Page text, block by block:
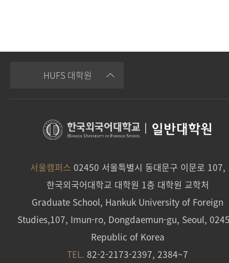
HUFS 대학원
일반대학원
서울캠퍼스 02450 서울특별시 동대문구 이문로 107,
한국외국어대학교 대학원 1층 대학원 교학처
Graduate School, Hankuk University of Foreign
Studies,107, Imun-ro, Dongdaemun-gu, Seoul,
Republic of Korea
TEL. 82-2-2173-2397, 2384~7